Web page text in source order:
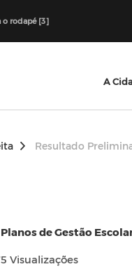
o rodapé [3]
A
Resultado
de Gestão
Visualizações